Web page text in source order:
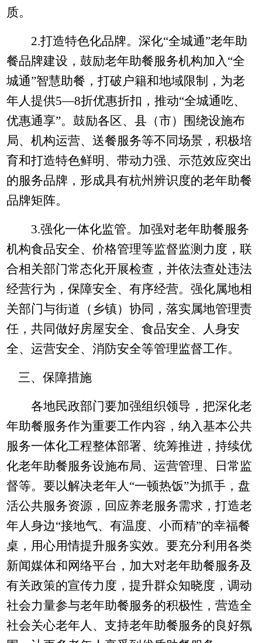
质。
2.打造特色化品牌。深化“全城通”老年助
餐品牌建设，鼓励老年助餐服务机构加入“全
城通”智慧助餐，打破户籍和地域限制，为老
年人提供5—8折优惠折扣，推动“全城通吃、
优惠通享”。鼓励各区、县（市）围绕设施布
局、机构运营、送餐服务等不同场景，积极培
育和打造特色鲜明、带动力强、示范效应突出
的服务品牌，形成具有杭州辨识度的老年助餐
品牌矩阵。
3.强化一体化监管。加强对老年助餐服务
机构食品安全、价格管理等监督监测力度，联
合相关部门常态化开展检查，并依法查处违法
经营行为，保障安全、有序经营。强化属地相
关部门与街道（乡镇）协同，落实属地管理责
任，共同做好房屋安全、食品安全、人身安
全、运营安全、消防安全等管理监督工作。
三、保障措施
各地民政部门要加强组织领导，把深化老
年助餐服务作为重要工作内容，纳入基本公共
服务一体化工程整体部署、统筹推进，持续优
化老年助餐服务设施布局、运营管理、日常监
督等。要以解决老年人“一顿热饭”为抓手，盘
活公共服务资源，回应养老服务需求，打造老
年人身边“接地气、有温度、小而精”的幸福餐
桌，用心用情提升服务实效。要充分利用各类
新闻媒体和网络平台，加大对老年助餐服务及
有关政策的宣传力度，提升群众知晓度，调动
社会力量参与老年助餐服务的积极性，营造全
社会关心老年人、支持老年助餐服务的良好氛